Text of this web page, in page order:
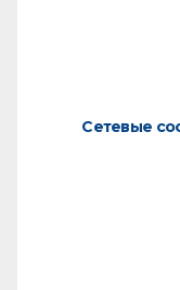
Сетевые